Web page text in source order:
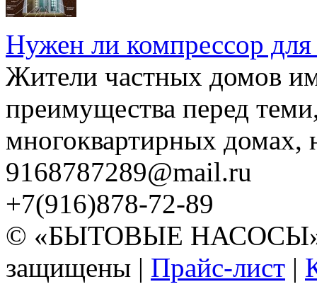
Нужен ли компрессор для
Жители частных домов
преимущества перед
многоквартирных домах,
9168787289@mail.ru
+7(916)878-72-89
© «БЫТОВЫЕ НАСОСЫ»
защищены | Прайс-лист |